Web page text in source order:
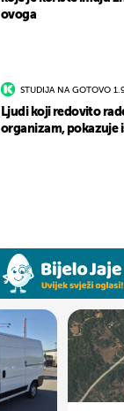
ovoga
STUDIJA NA GOTOVO
Ljudi koji redovito
organizam, pokazuje